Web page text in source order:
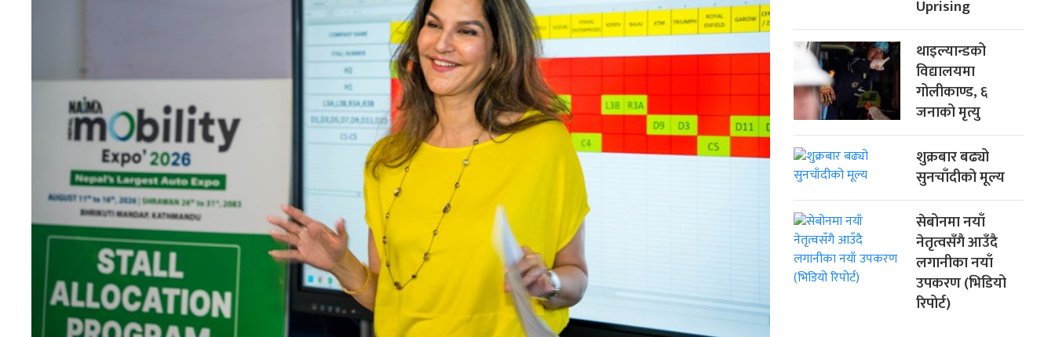
Uprising
थाइल्यान्डको
विद्यालयमा
गोलीकाण्ड, ६
जनाको मृत्यु
शुक्रबार बढ्यो
सुनचाँदीको मूल्य
सेबोनमा नयाँ
नेतृत्वसँगै आउँदै
लगानीका नयाँ
उपकरण (भिडियो
रिपोर्ट)